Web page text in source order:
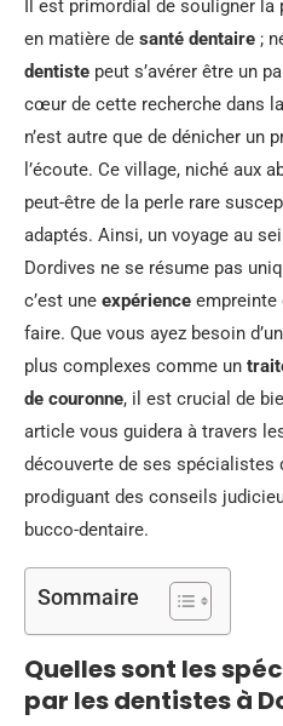
Il est primordial de souligner la
en matière de santé dentaire ;
dentiste peut s’avérer être un
cœur de cette recherche dans
n’est autre que de dénicher un
l’écoute. Ce village, niché aux
peut-être de la perle rare
adaptés. Ainsi, un voyage au
Dordives ne se résume pas
c’est une expérience empreinte
faire. Que vous ayez besoin
plus complexes comme un
de couronne, il est crucial de
article vous guidera à travers
découverte de ses spécialistes
prodiguant des conseils
bucco-dentaire.
Sommaire
Quelles sont les
par les dentistes à